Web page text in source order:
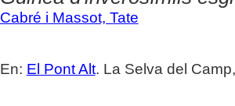
Cabré i Massot, Tate
En: El Pont Alt. La Selva del